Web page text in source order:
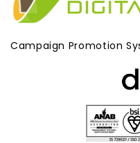
Campaign Promotion